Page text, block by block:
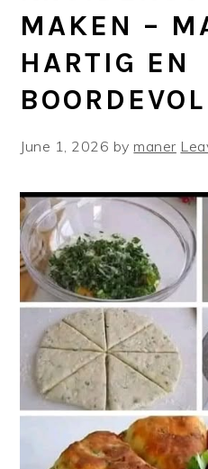
MAKEN –
HARTIG EN
June 1, 2026 bymaner